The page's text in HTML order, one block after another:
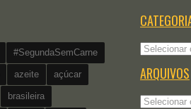
#SegundaSemCarne
azeite açúcar
brasileira
Categorias
ARQUIVOS
Arquivos